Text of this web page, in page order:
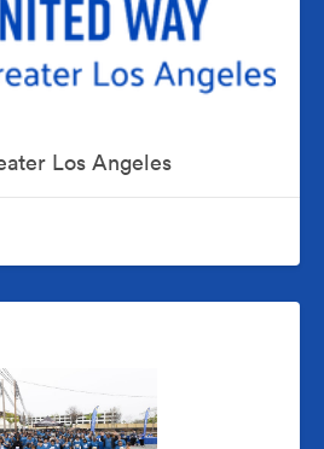
Los Angeles